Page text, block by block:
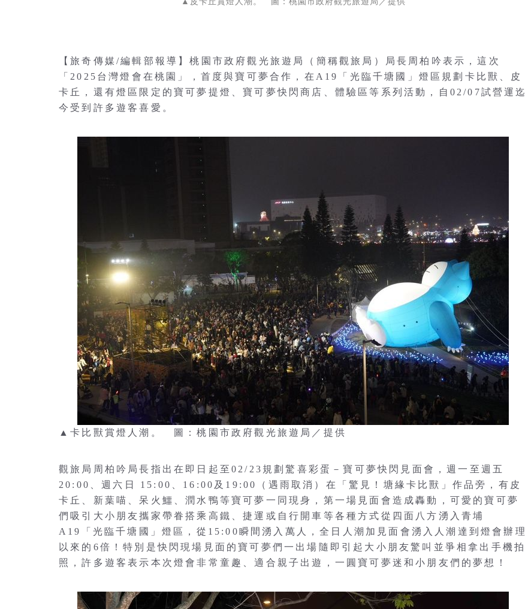
【旅奇傳媒/編輯部報導】桃園市政府觀光旅遊局（簡稱觀旅局）局長周柏吟表示，這次
「2025台灣燈會在桃園」，首度與寶可夢合作，在A19「光臨千塘國」燈區規劃卡比獸、皮
卡丘，還有燈區限定的寶可夢提燈、寶可夢快閃商店、體驗區等系列活動，自02/07試營運迄
今受到許多遊客喜愛。
▲卡比獸賞燈人潮。 圖：桃園市政府觀光旅遊局／提供
觀旅局周柏吟局長指出在即日起至02/23規劃驚喜彩蛋－寶可夢快閃見面會，週一至週五
20:00、週六日 15:00、16:00及19:00（遇雨取消）在「驚見！塘緣卡比獸」作品旁，有皮
卡丘、新葉喵、呆火鱷、潤水鴨等寶可夢一同現身，第一場見面會造成轟動，可愛的寶可夢
們吸引大小朋友攜家帶眷搭乘高鐵、捷運或自行開車等各種方式從四面八方湧入青埔
A19「光臨千塘國」燈區，從15:00瞬間湧入萬人，全日人潮加見面會湧入人潮達到燈會辦理
以來的6倍！特別是快閃現場見面的寶可夢們一出場隨即引起大小朋友驚叫並爭相拿出手機拍
照，許多遊客表示本次燈會非常童趣、適合親子出遊，一圓寶可夢迷和小朋友們的夢想！